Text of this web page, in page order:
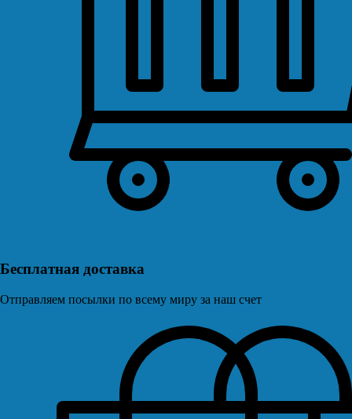
Бесплатная доставка
Отправляем посылки по всему миру за наш счет